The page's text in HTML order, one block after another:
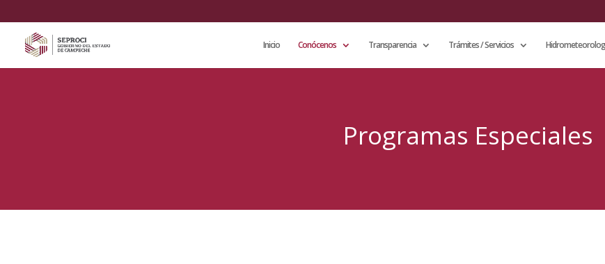
Inicio Conócenos Transparencia Trámites / Servicios
Programas Especiales